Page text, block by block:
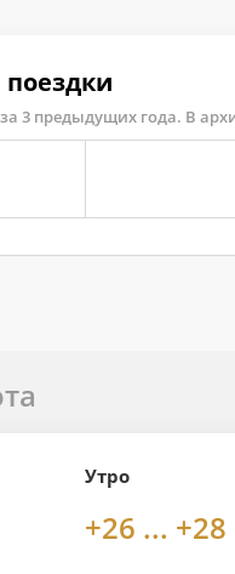
3 предыдущих года. В
Утро
+26 ... +28